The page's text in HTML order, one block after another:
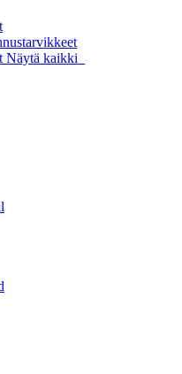
Näytä kaikki